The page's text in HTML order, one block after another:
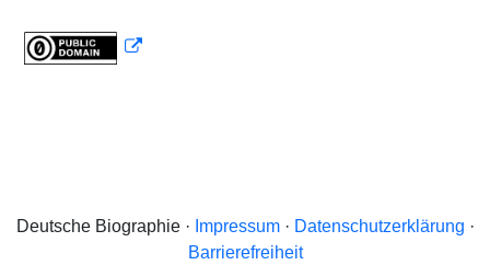
Deutsche Biographie · Impressum· Datenschutzerklärung ·
Barrierefreiheit